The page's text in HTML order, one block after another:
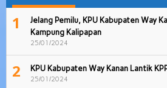
1
Jelang Pemilu, KPU Kabupaten Way
Kampung Kalipapan
25/01/2024
2 KPU Kabupaten Way Kanan Lantik
25/01/2024